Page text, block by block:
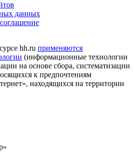
данных
hh.ru применяются
(информационные технологии
на основе сбора, систематизации
к предпочтениям
находящихся на территории